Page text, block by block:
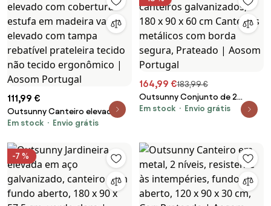
111,99 €
Outsunny Canteiro elevado
com cobertura-estufa em
tampa rebatível prateleira
tecido não tecido ergonômico
| Aosom Portugal
Em stock Envio grátis
164,99 €183,99 €
Outsunny Conjunto de 2
canteiros galvanizados, 180 x
Prateado | Aosom Portugal
Em stock Envio grátis
-7 %